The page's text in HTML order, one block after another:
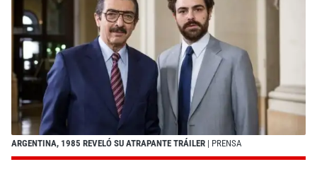
ARGENTINA, 1985 REVELÓ SU ATRAPANTE TRÁILER | PRENSA